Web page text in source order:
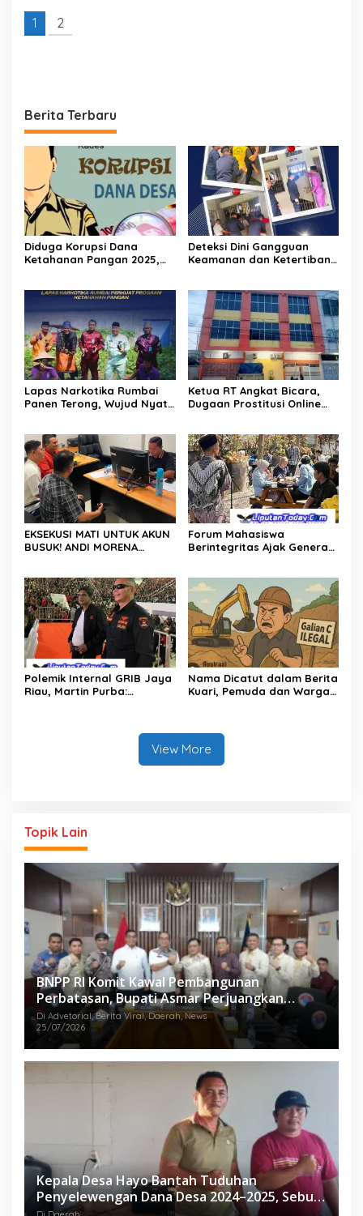
1 2
Berita Terbaru
Diduga Korupsi Dana
Ketahanan Pangan 2025,
Deteksi Dini Gangguan
Keamanan dan Ketertiban,
Hunian
Lapas Narkotika Rumbai
Panen Terong, Wujud Nyata
Ketua RT Angkat Bicara,
Dugaan Prostitusi Online
EKSEKUSI MATI UNTUK AKUN
BUSUK! ANDI MORENA
DALANG PROVOKATOR
DIGITALLY SAMPAI KE AKAR!
Forum Mahasiswa
Berintegritas Ajak Generasi
Riau dan Akademisi
Polemik Internal GRIB Jaya
Riau, Martin Purba:
Nama Dicatut dalam Berita
Kuari, Pemuda dan Warga
View More
Topik Lain
BNPP RI Komit Kawal Pembangunan
Perbatasan, Bupati Asmar Perjuangkan
Infrastruktur Strategis Kepulauan Meranti
Di Advetorial, Berita Viral, Daerah, News
25/07/2026
Kepala Desa Hayo Bantah Tuduhan
Penyelewengan Dana Desa 2024–2025, Sebut